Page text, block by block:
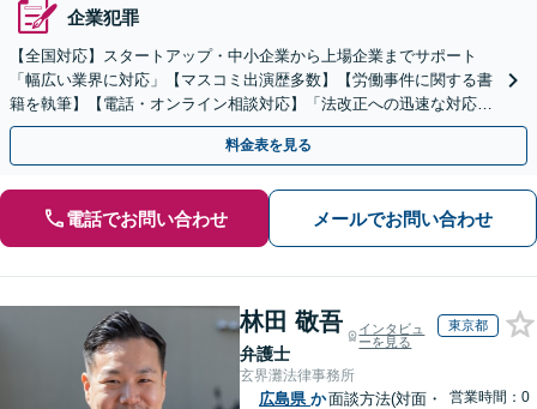
企業犯罪
【全国対応】スタートアップ・中小企業から上場企業までサポート
「幅広い業界に対応」【マスコミ出演歴多数】【労働事件に関する書
籍を執筆】【電話・オンライン相談対応】「法改正への迅速な対応」
「労務環境の整備でトラブルを未然に防ぐ」
料金表を見る
電話でお問い合わせ メールでお問い合わせ
林田 敬吾
弁護士
インタビュ
ーを見る
東京都
玄界灘法律事務所
広島県 か面談方法(対面・
営業時間：0